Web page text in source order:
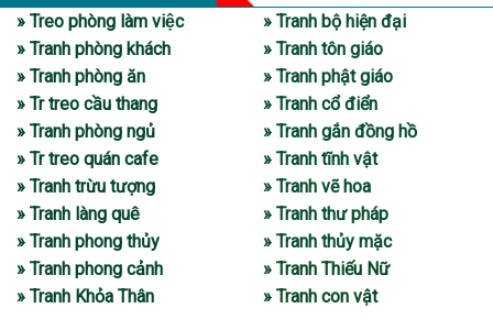
» Treo phòng làm việc
» Tranh phòng khách
» Tranh phòng ăn
» Tr treo cầu thang
» Tranh phòng ngủ
» Tr treo quán cafe
» Tranh trừu tượng
» Tranh làng quê
» Tranh phong thủy
» Tranh phong cảnh
» Tranh Khỏa Thân
» Tranh bộ hiện đại
» Tranh tôn giáo
» Tranh phật giáo
» Tranh cổ điển
» Tranh gắn đồng hồ
» Tranh tĩnh vật
» Tranh vẽ hoa
» Tranh thư pháp
» Tranh thủy mặc
» Tranh Thiếu Nữ
» Tranh con vật